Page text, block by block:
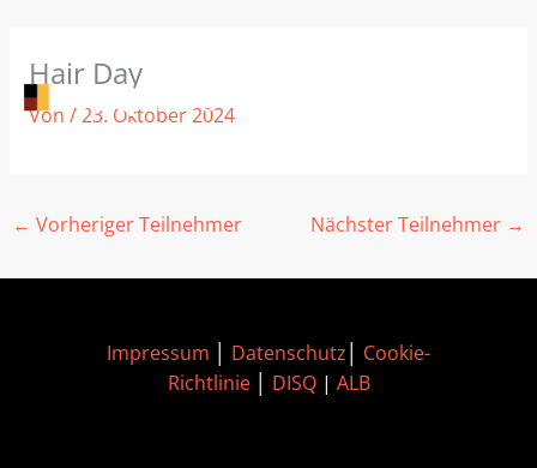
Inhalt
springen
Hair Day
Von /23. Oktober 2024
← Vorheriger Teilnehmer Nächster Teilnehmer →
Impressum Datenschutz
Cookie-
Richtlinie│ DISQ| ALB